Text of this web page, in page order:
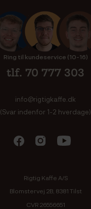
Ring til kundeservice (10-16)
tlf. 70 777 303
info@rigtigkaffe.dk
(Svar indenfor 1-2 hverdage)
Rigtig Kaffe A/S
Blomstervej 2B, 8381 Tilst
CVR 26556651